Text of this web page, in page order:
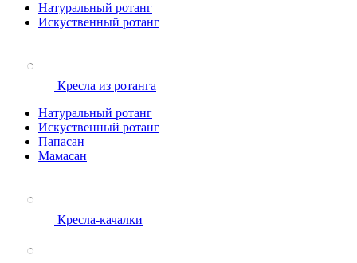
Натуральный ротанг
Искуственный ротанг
Кресла из ротанга
Натуральный ротанг
Искуственный ротанг
Папасан
Мамасан
Кресла-качалки